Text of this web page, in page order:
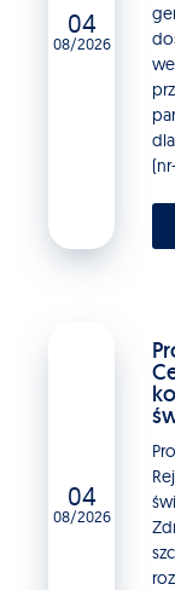
04
08/2026
04
08/2026